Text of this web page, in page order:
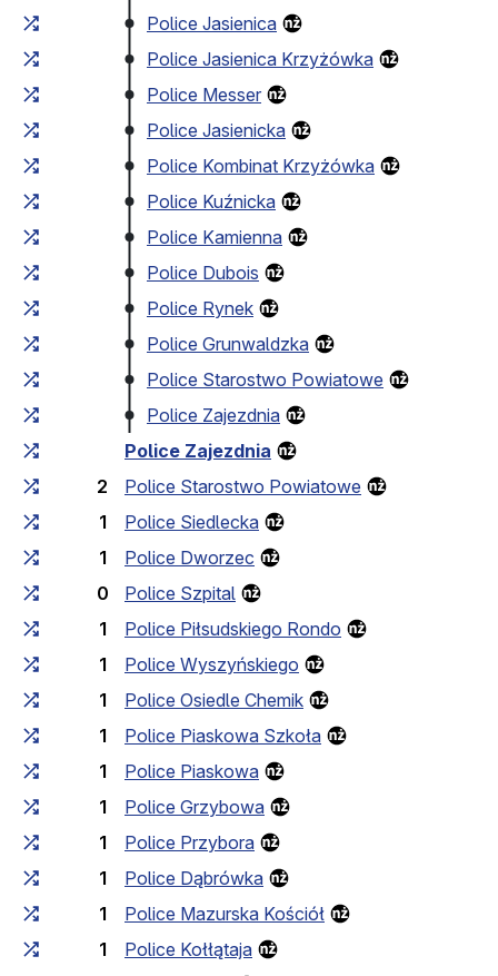
Police Jasienica
Police Jasienica Krzyżówka
Police Messer
Police Jasienicka
Police Kombinat Krzyżówka
Police Kuźnicka
Police Kamienna
Police Dubois
Police Rynek
Police Grunwaldzka
Police Starostwo Powiatowe
Police Zajezdnia
Police Zajezdnia
2
Police Starostwo Powiatowe
1
Police Siedlecka
1
Police Dworzec
0
Police Szpital
1
Police Piłsudskiego Rondo
1
Police Wyszyńskiego
1
Police Osiedle Chemik
1
Police Piaskowa Szkoła
1
Police Piaskowa
1
Police Grzybowa
1
Police Przybora
1
Police Dąbrówka
1
Police Mazurska Kościół
1
Police Kołłątaja